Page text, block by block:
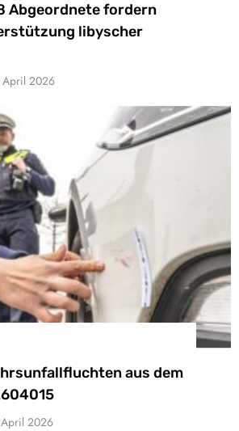
Abgeordnete fordern
libyscher
April 2026
aus dem
2026